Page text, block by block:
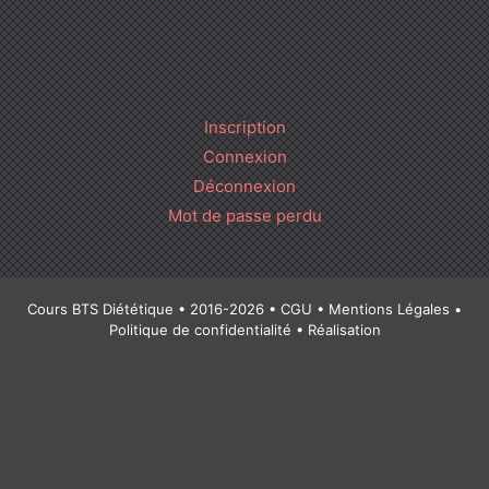
Inscription
Connexion
Déconnexion
Mot de passe perdu
Cours BTS Diététique • 2016-2026 • CGU • Mentions Légales •
Politique de confidentialité • Réalisation